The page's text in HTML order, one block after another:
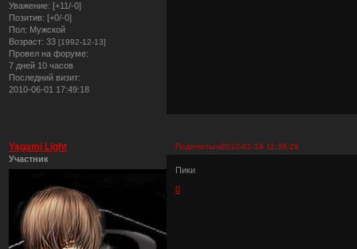
Уважение: [+11/-0]
Позитив: [+0/-0]
Пол: Мужской
Возраст: 33 [1992-12-13]
Провел на форуме:
7 дней 10 часов
Последний визит:
2010-06-01 17:49:18
Поделиться2010-01-19 11:38:29
Yagami Light
Участник
Пики
0